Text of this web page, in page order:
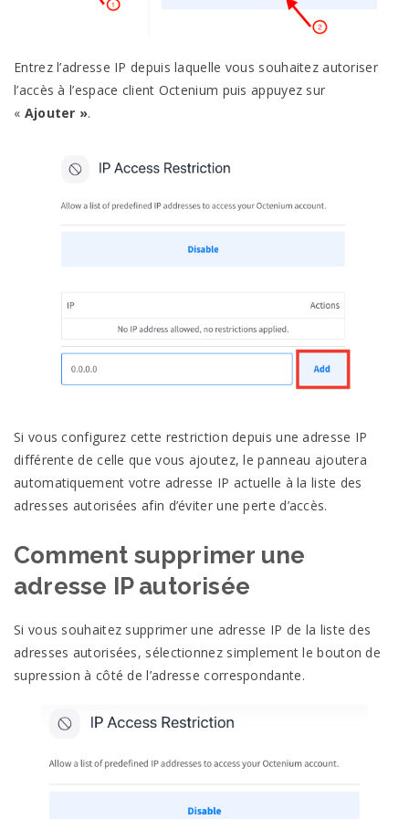
Entrez l’adresse IP depuis laquelle vous souhaitez autoriser
l’accès à l’espace client Octenium puis appuyez sur
« Ajouter ».
Si vous configurez cette restriction depuis une adresse IP
différente de celle que vous ajoutez, le panneau ajoutera
automatiquement votre adresse IP actuelle à la liste des
adresses autorisées afin d’éviter une perte d’accès.
Comment supprimer une
adresse IP autorisée
Si vous souhaitez supprimer une adresse IP de la liste des
adresses autorisées, sélectionnez simplement le bouton de
supression à côté de l’adresse correspondante.